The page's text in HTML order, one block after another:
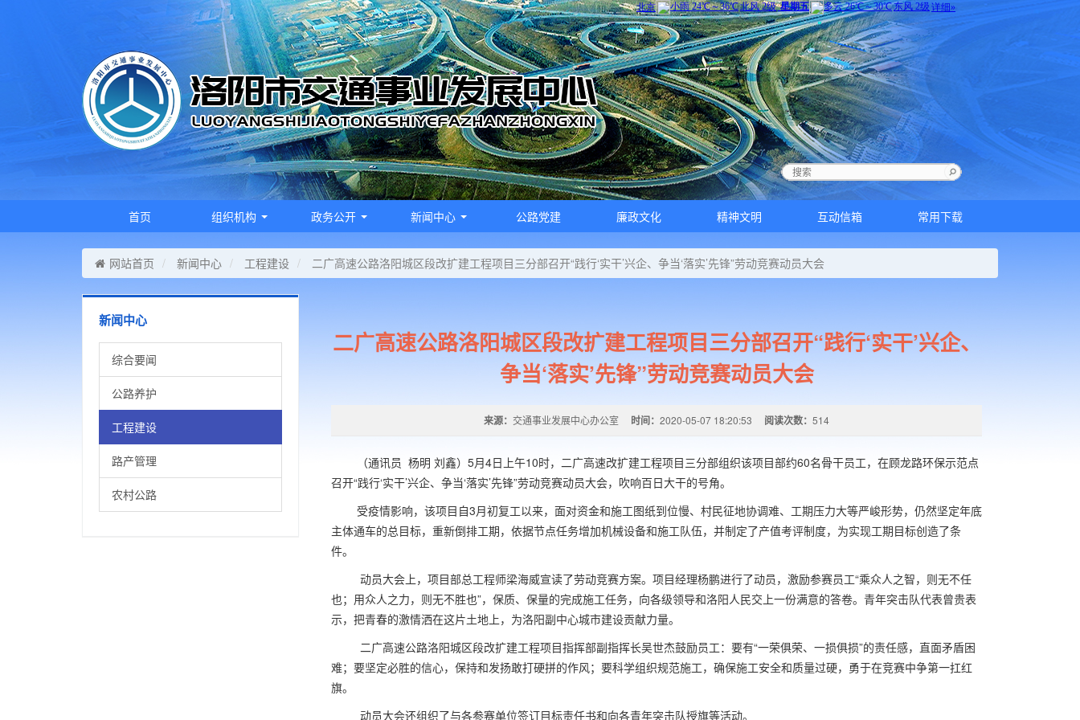
首页 组织机构 政务公开 新闻中心 公路党建 廉政文化 精神文明 互动信箱 常用下载
网站首页 新闻中心 工程建设 二广高速公路洛阳城区段改扩建工程项目三分部召开“践行‘实干’兴企、争当‘落实’先锋”劳动竞赛动员大会
新闻中心
综合要闻
公路养护
工程建设
路产管理
农村公路
二广高速公路洛阳城区段改扩建工程项目三分部召开“践行‘实干’兴企、
争当‘落实’先锋”劳动竞赛动员大会
来源： 交通事业发展中心办公室 时间： 2020-05-07 18:20:53 阅读次数： 514
（通讯员 杨明 刘鑫）5月4日上午10时，二广高速改扩建工程项目三分部组织该项目部约60名骨干员工，在顾龙路环保示范点
召开“践行‘实干’兴企、争当‘落实’先锋”劳动竞赛动员大会，吹响百日大干的号角。
受疫情影响，该项目自3月初复工以来，面对资金和施工图纸到位慢、村民征地协调难、工期压力大等严峻形势，仍然坚定年底
主体通车的总目标，重新倒排工期，依据节点任务增加机械设备和施工队伍，并制定了产值考评制度，为实现工期目标创造了条
件。
动员大会上，项目部总工程师梁海威宣读了劳动竞赛方案。项目经理杨鹏进行了动员，激励参赛员工“乘众人之智，则无不任
也；用众人之力，则无不胜也”，保质、保量的完成施工任务，向各级领导和洛阳人民交上一份满意的答卷。青年突击队代表曾贵表
示，把青春的激情洒在这片土地上，为洛阳副中心城市建设贡献力量。
二广高速公路洛阳城区段改扩建工程项目指挥部副指挥长吴世杰鼓励员工：要有“一荣俱荣、一损俱损”的责任感，直面矛盾困
难；要坚定必胜的信心，保持和发扬敢打硬拼的作风；要科学组织规范施工，确保施工安全和质量过硬，勇于在竞赛中争第一扛红
旗。
动员大会还组织了与各参赛单位签订目标责任书和向各青年突击队授旗等活动。